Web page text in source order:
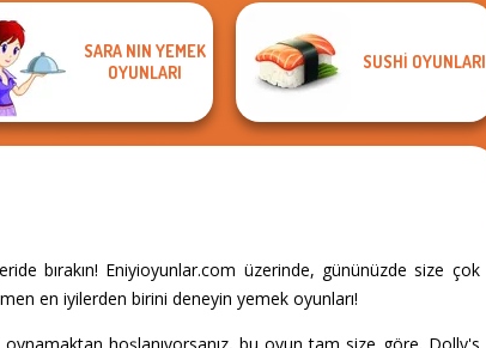
SARA NIN YEMEK
OYUNLARI
SUSHI OYUNLARI
bırakın! Eniyioyunlar.com üzerinde, gününüzde size çok
en iyilerden birini deneyin yemek oyunları!